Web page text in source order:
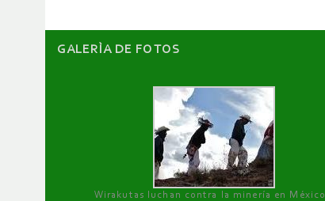
GALERÌA DE FOTOS
Wirakutas luchan contra la minería en México